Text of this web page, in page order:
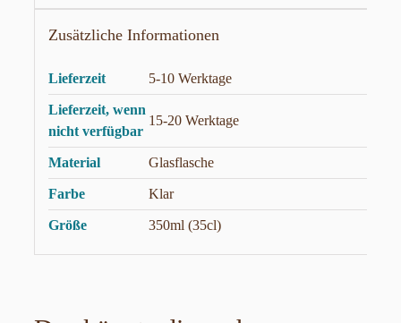
Zusätzliche Informationen
Lieferzeit 5-10 Werktage
Lieferzeit, wenn
nicht verfügbar
15-20 Werktage
Material Glasflasche
Farbe Klar
Größe 350ml (35cl)